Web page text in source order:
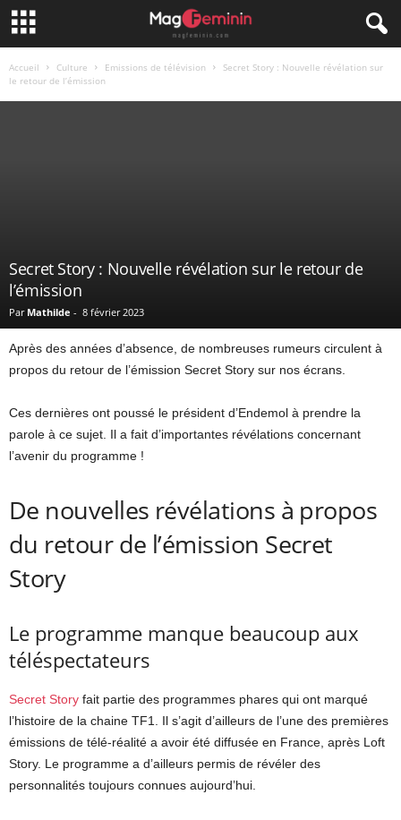
Accueil Culture Emissions de télévision
Secret Story : Nouvelle révélation sur
le retour de l’émission
Secret Story : Nouvelle révélation sur le retour de
l’émission
Par Mathilde - 8 février 2023
Après des années d’absence, de nombreuses rumeurs circulent à
propos du retour de l’émission Secret Story sur nos écrans.
Ces dernières ont poussé le président d’Endemol à prendre la
parole à ce sujet. Il a fait d’importantes révélations concernant
l’avenir du programme !
De nouvelles révélations à propos
du retour de l’émission Secret
Story
Le programme manque beaucoup aux
téléspectateurs
Secret Story fait partie des programmes phares qui ont marqué
l’histoire de la chaine TF1. Il s’agit d’ailleurs de l’une des premières
émissions de télé-réalité a avoir été diffusée en France, après Loft
Story. Le programme a d’ailleurs permis de révéler des
personnalités toujours connues aujourd’hui.